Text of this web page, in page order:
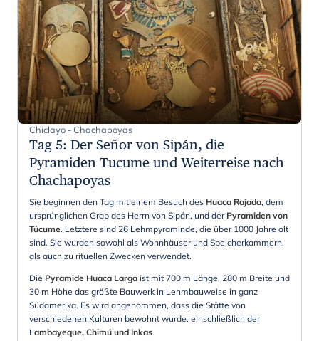
Chiclayo - Chachapoyas
Tag 5: Der Señor von Sipán, die
Pyramiden Tucume und Weiterreise nach
Chachapoyas
Sie beginnen den Tag mit einem Besuch des Huaca Rajada, dem
ursprünglichen Grab des Herrn von Sipán, und der Pyramiden von
Túcume. Letztere sind 26 Lehmpyraminde, die über 1000 Jahre alt
sind. Sie wurden sowohl als Wohnhäuser und Speicherkammern,
als auch zu rituellen Zwecken verwendet.
Die Pyramide Huaca Larga ist mit 700 m Länge, 280 m Breite und
30 m Höhe das größte Bauwerk in Lehmbauweise in ganz
Südamerika. Es wird angenommen, dass die Stätte von
verschiedenen Kulturen bewohnt wurde, einschließlich der
L ambayeque, Chimú und Inkas.